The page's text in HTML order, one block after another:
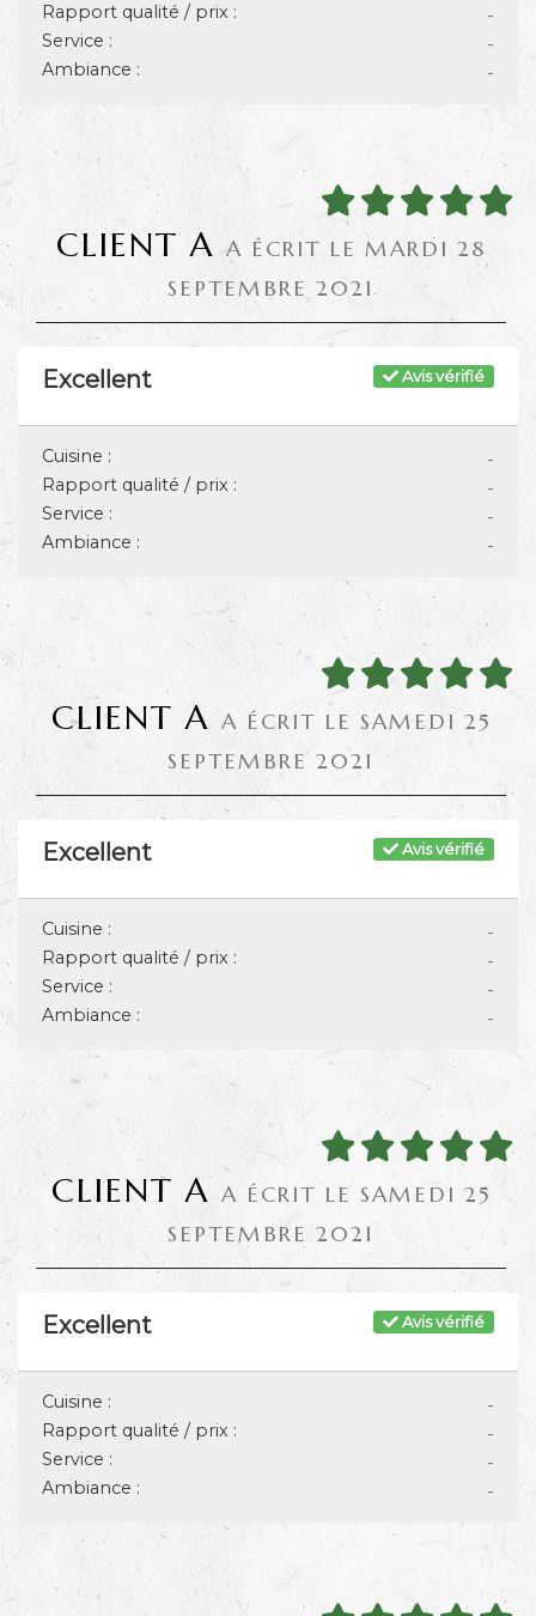
-
Rapport qualité / prix :
-
Service :
-
Ambiance :
CLIENT A A ÉCRIT LE MARDI 28
SEPTEMBRE 2021
Avis vérifié
Excellent
-
Cuisine :
-
Rapport qualité / prix :
-
Service :
-
Ambiance :
CLIENT A A ÉCRIT LE SAMEDI 25
SEPTEMBRE 2021
Avis vérifié
Excellent
-
Cuisine :
-
Rapport qualité / prix :
-
Service :
-
Ambiance :
CLIENT A A ÉCRIT LE SAMEDI 25
SEPTEMBRE 2021
Avis vérifié
Excellent
-
Cuisine :
-
Rapport qualité / prix :
-
Service :
-
Ambiance :